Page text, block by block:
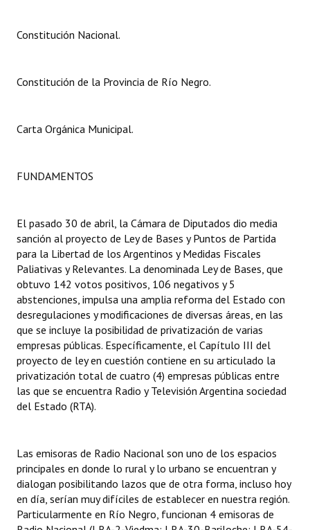
Digesto
Informes de Gestión
Dictámenes Asesoría Letrada
Informes de Unidad Coordinadora
Ejecución Presupuestaria
Actas de Audiencias Públicas
NORMATIVA
Comunicaciones
Declaraciones
Resoluciones
INSTITUCIONAL
Antiguos Pobladores
Constitución Nacional.
Constitución de la Provincia de Río Negro.
Carta Orgánica Municipal.
FUNDAMENTOS
El pasado 30 de abril, la Cámara de Diputados dio media
sanción al proyecto de Ley de Bases y Puntos de Partida
para la Libertad de los Argentinos y Medidas Fiscales
Paliativas y Relevantes. La denominada Ley de Bases, que
obtuvo 142 votos positivos, 106 negativos y 5
abstenciones, impulsa una amplia reforma del Estado con
desregulaciones y modificaciones de diversas áreas, en las
que se incluye la posibilidad de privatización de varias
empresas públicas. Específicamente, el Capítulo III del
proyecto de ley en cuestión contiene en su articulado la
privatización total de cuatro (4) empresas públicas entre
las que se encuentra Radio y Televisión Argentina sociedad
del Estado (RTA).
Las emisoras de Radio Nacional son uno de los espacios
principales en donde lo rural y lo urbano se encuentran y
dialogan posibilitando lazos que de otra forma, incluso hoy
en día, serían muy difíciles de establecer en nuestra región.
Particularmente en Río Negro, funcionan 4 emisoras de